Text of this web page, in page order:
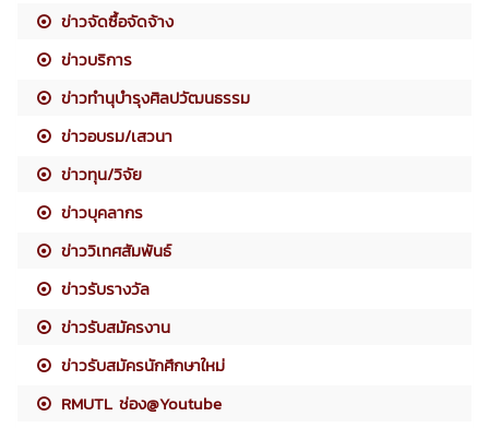
ข่าวจัดซื้อจัดจ้าง
ข่าวบริการ
ข่าวทำนุบำรุงศิลปวัฒนธรรม
ข่าวอบรม/เสวนา
ข่าวทุน/วิจัย
ข่าวบุคลากร
ข่าววิเทศสัมพันธ์
ข่าวรับรางวัล
ข่าวรับสมัครงาน
ข่าวรับสมัครนักศึกษาใหม่
RMUTL ช่อง@Youtube